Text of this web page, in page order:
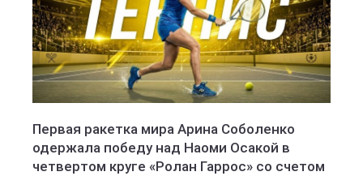
Первая ракетка мира Арина Соболенко
одержала победу над Наоми Осакой в
четвертом круге «Ролан Гаррос» со счетом